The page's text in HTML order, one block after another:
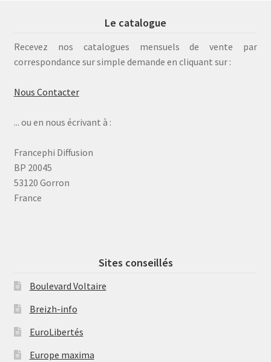
Le catalogue
Recevez nos catalogues mensuels de vente par
correspondance sur simple demande en cliquant sur :
Nous Contacter
... ou en nous écrivant à :
Francephi Diffusion
BP 20045
53120 Gorron
France
Sites conseillés
Boulevard Voltaire
Breizh-info
EuroLibertés
Europe maxima